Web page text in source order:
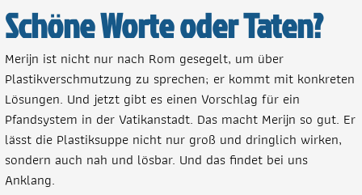
Schöne Worte oder Taten?
Merijn ist nicht nur nach Rom gesegelt, um über
Plastikverschmutzung zu sprechen; er kommt mit konkreten
Lösungen. Und jetzt gibt es einen Vorschlag für ein
Pfandsystem in der Vatikanstadt. Das macht Merijn so gut. Er
lässt die Plastiksuppe nicht nur groß und dringlich wirken,
sondern auch nah und lösbar. Und das findet bei uns
Anklang.